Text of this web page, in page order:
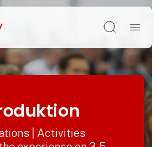
Søg
| Activities